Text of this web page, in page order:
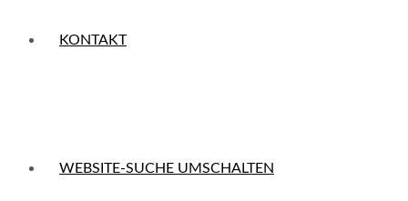
KONTAKT
WEBSITE-SUCHE UMSCHALTEN